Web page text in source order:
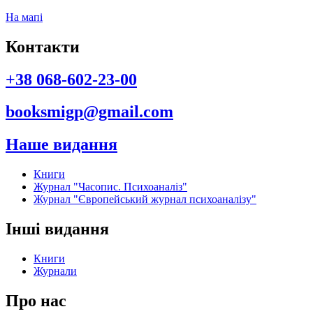
На мапі
Контакти
+38 068-602-23-00
booksmigp@gmail.com
Наше видання
Книги
Журнал "Часопис. Психоаналіз"
Журнал "Європейський журнал психоаналізу"
Інші видання
Книги
Журнали
Про нас